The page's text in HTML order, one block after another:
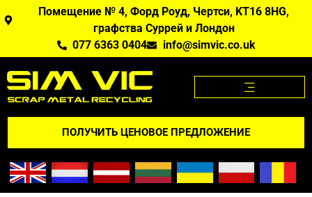
Помещение № 4, Форд Роуд, Чертси, KT16 8HG,
графства Суррей и Лондон
077 6363 0404
info@simvic.co.uk
ПОЛУЧИТЬ ЦЕНОВОЕ ПРЕДЛОЖЕНИЕ